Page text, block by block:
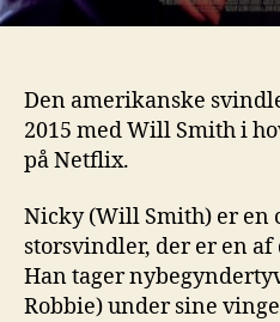
Den amerikanske
2015 med Will Smith i
på Netflix.
Nicky (Will Smith) er en
storsvindler, der er en
Han tager
Robbie) under sine